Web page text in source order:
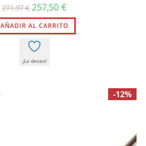
271,97€ El
precio
original
era:
271,97 €.
257,50 €
actual
es:
257,50 €.
AÑADIR AL CARRITO
¡Lo deseo!
-12%